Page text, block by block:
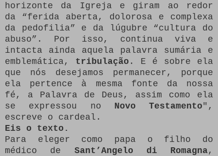
horizonte da Igreja e giram ao redor
da “ferida aberta, dolorosa e complexa
da pedofilia” e da lúgubre “cultura do
abuso”. Por isso, continua viva e
intacta ainda aquela palavra sumária e
emblemática, tribulação . E é sobre ela
que nós desejamos permanecer, porque
ela pertence à mesma fonte da nossa
fé, a Palavra de Deus, assim como ela
se expressou no Novo Testamento",
escreve o cardeal.
Eis o texto.
Para eleger como papa o filho do
médico de Sant’Angelo di Romagna,